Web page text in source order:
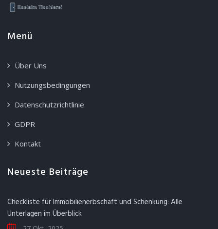
Menü
Über Uns
Nutzungsbedingungen
Datenschutzrichtlinie
GDPR
Kontakt
Neueste Beiträge
Checkliste für Immobilienerbschaft und Schenkung: Alle
Unterlagen im Überblick